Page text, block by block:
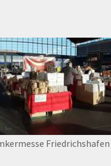
Friedrichshafen